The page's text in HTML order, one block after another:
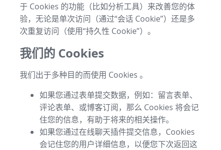
于 Cookies 的功能（比如分析工具）来改善您的体
验，无论是单次访问（通过“会话 Cookie”）还是多
次重复访问（使用“持久性 Cookie”）。
我们的 Cookies
我们出于多种目的而使用 Cookies 。
如果您通过表单提交数据，例如：留言表单、
评论表单、或博客订阅，那么 Cookies 将会记
住您的信息，有助于将来的相关操作。
如果您通过在线聊天插件提交信息，Cookies
会记住您的用户详细信息，以便您下次返回这